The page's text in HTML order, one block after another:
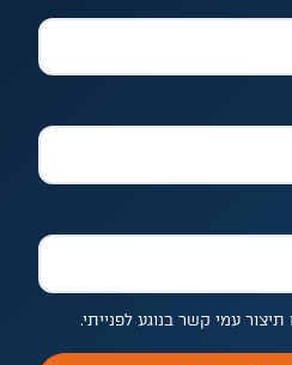
עמי קשר בנוגע לפנייתי.